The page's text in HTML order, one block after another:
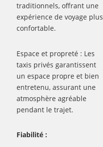
traditionnels, offrant une
expérience de voyage plus
confortable.
Espace et propreté : Les
taxis privés garantissent
un espace propre et bien
entretenu, assurant une
atmosphère agréable
pendant le trajet.
Fiabilité :